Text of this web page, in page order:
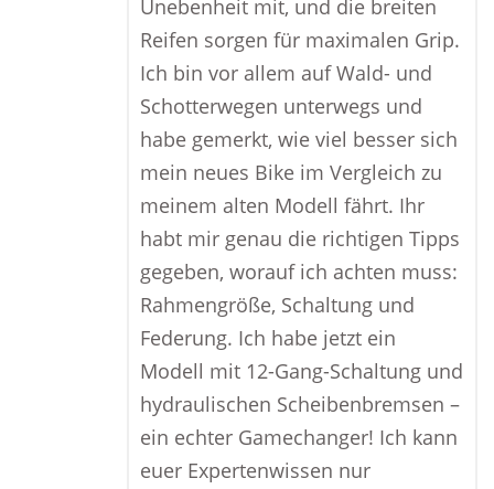
Unebenheit mit, und die breiten
Reifen sorgen für maximalen Grip.
Ich bin vor allem auf Wald- und
Schotterwegen unterwegs und
habe gemerkt, wie viel besser sich
mein neues Bike im Vergleich zu
meinem alten Modell fährt. Ihr
habt mir genau die richtigen Tipps
gegeben, worauf ich achten muss:
Rahmengröße, Schaltung und
Federung. Ich habe jetzt ein
Modell mit 12-Gang-Schaltung und
hydraulischen Scheibenbremsen –
ein echter Gamechanger! Ich kann
euer Expertenwissen nur